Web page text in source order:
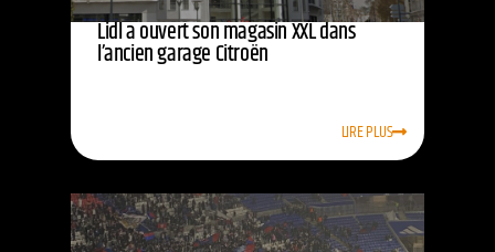
Lidl a ouvert son magasin XXL dans
l’ancien garage Citroën
LIRE PLUS